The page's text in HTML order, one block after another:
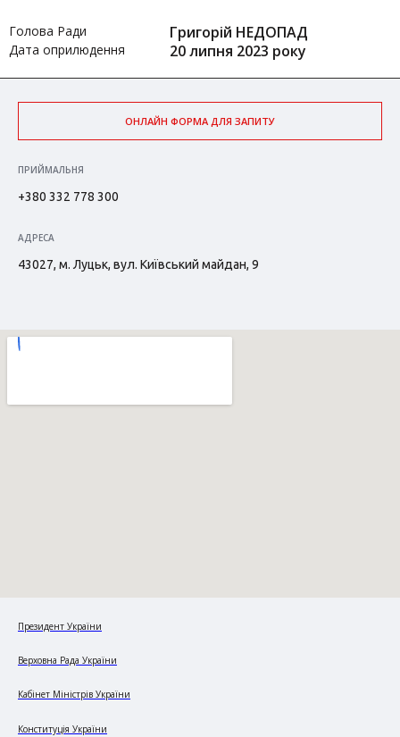
Голова Ради Григорій НЕДОПАД
Дата оприлюдення 20 липня 2023 року
ОНЛАЙН ФОРМА ДЛЯ ЗАПИТУ
ПРИЙМАЛЬНЯ
+380 332 778 300
АДРЕСА
43027, м. Луцьк, вул. Київський майдан, 9
Президент України
Верховна Рада України
Кабінет Міністрів України
Конституція України